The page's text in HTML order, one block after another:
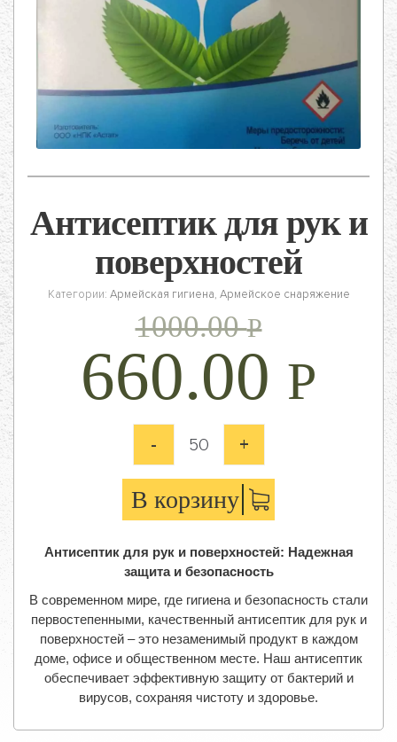
Антисептик для рук и
поверхностей
Категории: Армейская гигиена, Армейское снаряжение
1000.00Р
660.00 Р
- +
В корзину
Антисептик для рук и поверхностей: Надежная
защита и безопасность
В современном мире, где гигиена и безопасность стали
первостепенными, качественный антисептик для рук и
поверхностей – это незаменимый продукт в каждом
доме, офисе и общественном месте. Наш антисептик
обеспечивает эффективную защиту от бактерий и
вирусов, сохраняя чистоту и здоровье.